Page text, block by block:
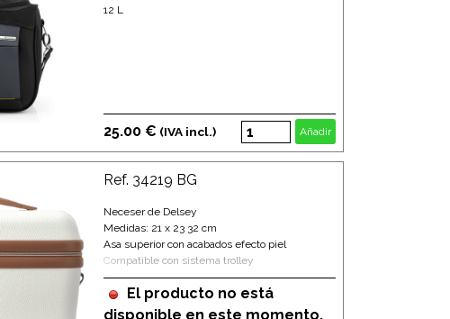
12 L
25.00 € (IVA incl.) Añadir
Ref. 34219 BG
Neceser de Delsey
Medidas: 21 x 23 32 cm
Asa superior con acabados efecto piel
Compatible con sistema trolley
El producto no está
disponible en este momento.